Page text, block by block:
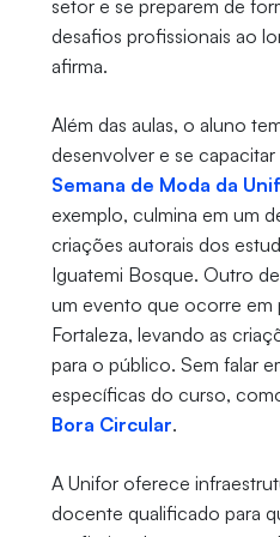
setor e se preparem de
desafios profissionais ao
afirma.
Além das aulas, o aluno
desenvolver e se
Semana de Moda da
exemplo, culmina em um
criações autorais dos
Iguatemi Bosque. Outro
um evento que ocorre em
Fortaleza, levando as
para o público. Sem falar
específicas do curso,
Bora Circular.
A Unifor oferece
docente qualificado para